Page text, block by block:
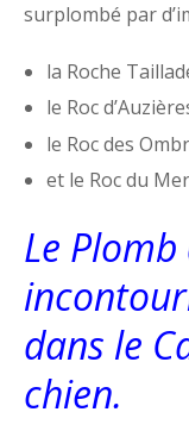
surplombé par
la Roche
le Roc
le Roc des
et le Roc du
Le
dans le
chien.